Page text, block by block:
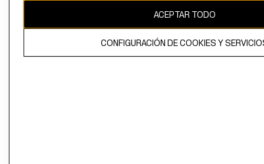
ACEPTAR TODO
CONFIGURACIÓN DE COOKIES Y